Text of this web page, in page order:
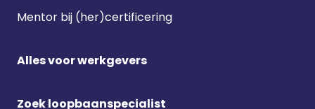
Mentor bij (her)certificering
Alles voor werkgevers
Zoek loopbaanspecialist